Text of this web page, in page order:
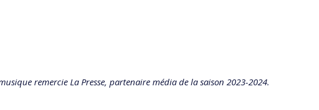
remercie La Presse, partenaire média de la saison 2023-2024.